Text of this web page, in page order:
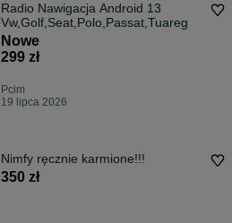
Radio Nawigacja Android 13
Vw,Golf,Seat,Polo,Passat,Tuareg
Nowe
299 zł
Pcim
19 lipca 2026
Nimfy ręcznie karmione!!!
350 zł